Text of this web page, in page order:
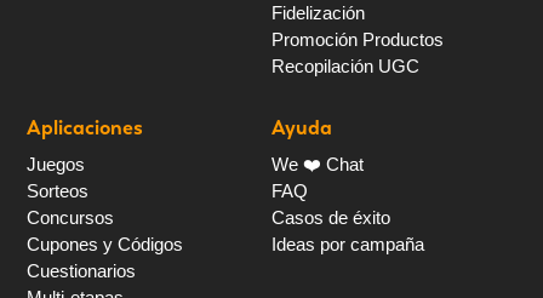
Fidelización
Promoción Productos
Recopilación UGC
Aplicaciones
Juegos
Sorteos
Concursos
Cupones y Códigos
Cuestionarios
Ayuda
We ❤️ Chat
FAQ
Casos de éxito
Ideas por campaña